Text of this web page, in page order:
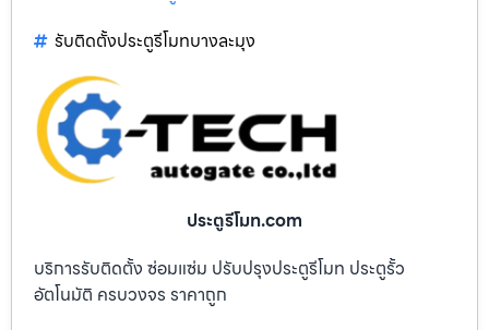
รับติดตั้งประตูรีโมทบางละมุง
ประตูรีโมท.com
บริการรับติดตั้ง ซ่อมแซ่ม ปรับปรุงประตูรีโมท ประตูรั้ว
อัตโนมัติ ครบวงจร ราคาถูก